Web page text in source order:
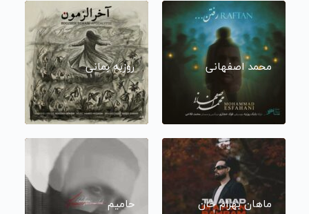
محمد اصفهانی روزبه بمانی
ماهان بهرام خان حامیم